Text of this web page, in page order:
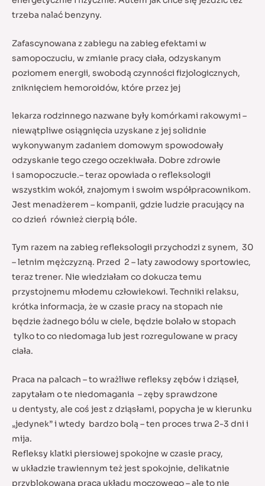
trzeba nalać benzyny.
Zafascynowana z zabiegu na zabieg efektami w
samopoczuciu, w zmianie pracy ciała, odzyskanym
poziomem energii, swobodą czynności fizjologicznych,
zniknięciem hemoroidów, które przez jej
lekarza rodzinnego nazwane były komórkami rakowymi –
niewątpliwe osiągnięcia uzyskane z jej solidnie
wykonywanym zadaniem domowym spowodowały
odzyskanie tego czego oczekiwała. Dobre zdrowie
i samopoczucie.– teraz opowiada o refleksologii
wszystkim wokół, znajomym i swoim współpracownikom.
Jest menadżerem – kompanii, gdzie ludzie pracujący na
co dzień również cierpią bóle.
Tym razem na zabieg refleksologii przychodzi z synem, 30
– letnim mężczyzną. Przed 2 – laty zawodowy sportowiec,
teraz trener. Nie wiedziałam co dokucza temu
przystojnemu młodemu człowiekowi. Techniki relaksu,
krótka informacja, że w czasie pracy na stopach nie
będzie żadnego bólu w ciele, będzie bolało w stopach
tylko to co niedomaga lub jest rozregulowane w pracy
ciała.
Praca na palcach – to wrażliwe refleksy zębów i dziąseł,
zapytałam o te niedomagania – zęby sprawdzone
u dentysty, ale coś jest z dziąsłami, popycha je w kierunku
„jedynek” i wtedy bardzo bolą – ten proces trwa 2-3 dni i
mija.
Refleksy klatki piersiowej spokojne w czasie pracy,
w układzie trawiennym też jest spokojnie, delikatnie
przyblokowana praca układu moczowego – ale to nie